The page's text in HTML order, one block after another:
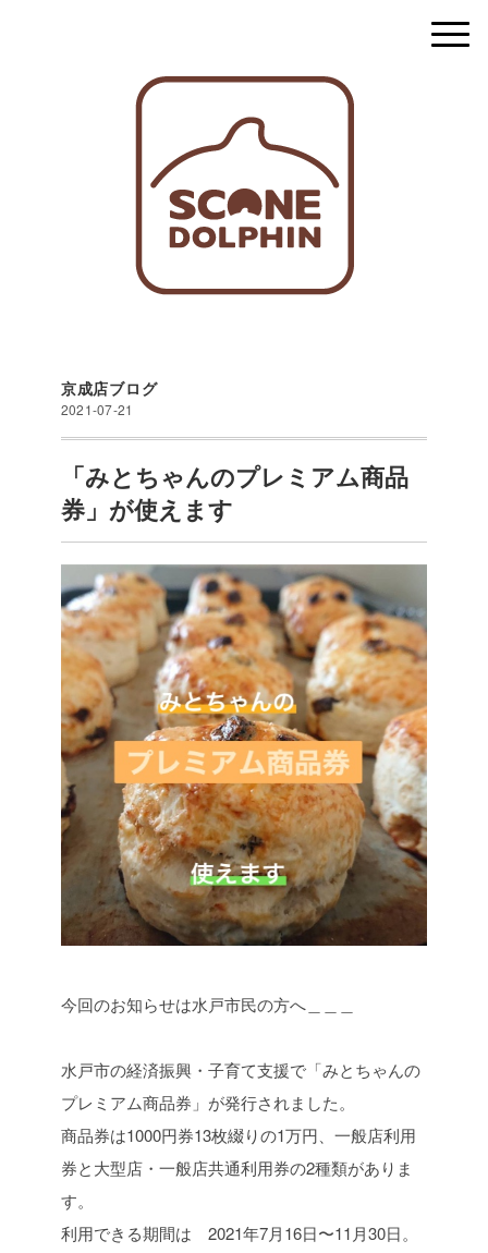
京成店ブログ
2021-07-21
「みとちゃんのプレミアム商品
券」が使えます
今回のお知らせは水戸市民の方へ＿＿＿
水戸市の経済振興・子育て支援で「みとちゃんの
プレミアム商品券」が発行されました。
商品券は1000円券13枚綴りの1万円、一般店利用
券と大型店・一般店共通利用券の2種類がありま
す。
利用できる期間は 2021年7月16日〜11月30日。